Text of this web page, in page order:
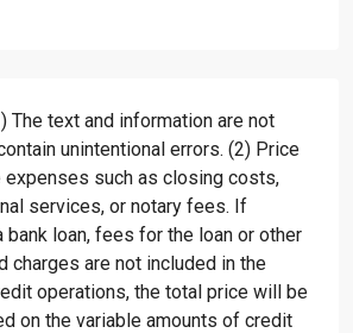
The text and information are not
unintentional errors. (2) Price
expenses such as closing costs,
services, or notary fees. If
bank loan, fees for the loan or other
charges are not included in the
operations, the total price will be
on the variable amounts of credit